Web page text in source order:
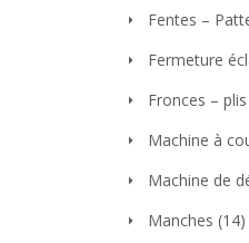
Fentes –
Fermeture
Fronces –
Machine à
Machine de
Manches (14)